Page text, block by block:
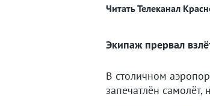
Читать Телеканал
Экипаж прервал
В столичном
запечатлён